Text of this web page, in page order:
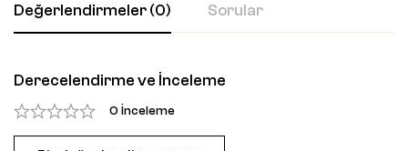
Değerlendirmeler (0) Sorular
Derecelendirme ve İnceleme
0 İnceleme